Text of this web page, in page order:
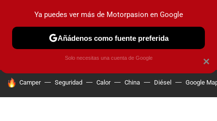
PRUEBAS COCHES ELÉCTRICOS OBSERVATORIO
HOY SE HABLA DE
Camper Seguridad Calor China Diésel Google
×
Ya puedes ver más de Motorpasion en Google
Añádenos como fuente preferida
Solo necesitas una cuenta de Google